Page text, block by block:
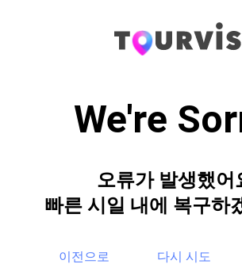
We're
오류가 발생했어
빠른 시일 내에 복구하
이전으로 다시 시도